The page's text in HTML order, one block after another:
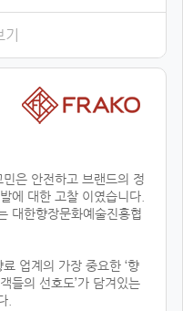
브랜드 제품 기획, 컨설팅
은 안전하고 브랜드의 정
에 대한 고찰 이였습니다.
대한향장문화예술진흥협
업계의 가장 중요한 ‘향
들의 선호도’가 담겨있는
.